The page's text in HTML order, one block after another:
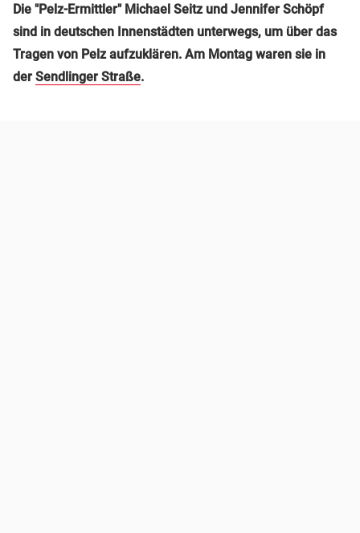
Die "Pelz-Ermittler" Michael Seitz und Jennifer Schöpf
sind in deutschen Innenstädten unterwegs, um über das
Tragen von Pelz aufzuklären. Am Montag waren sie in
der Sendlinger Straße.